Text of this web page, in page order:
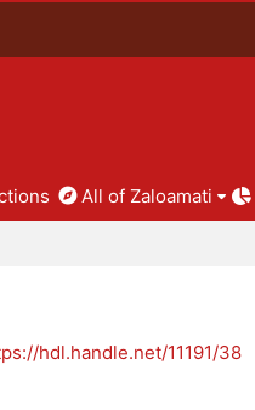
All of Zaloamati
hdl.handle.net/11191/38